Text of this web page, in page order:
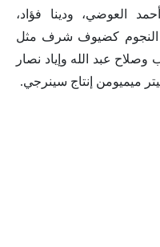
العوضي، ودينا فؤاد،
النجوم كضيوف شرف مثل
عبد الله وإياد نصار
ميميومن إنتاج سينرجي.